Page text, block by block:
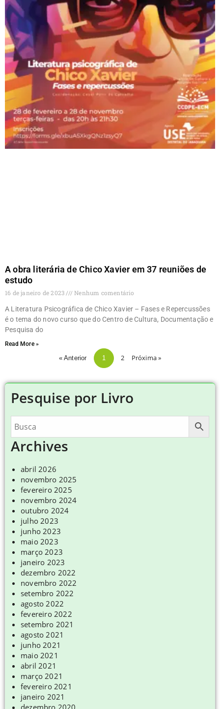
A obra literária de Chico Xavier em 37 reuniões de
estudo
16 de janeiro de 2023 Nenhum comentário
A Literatura Psicográfica de Chico Xavier – Fases e Repercussões
é o tema do novo curso que do Centro de Cultura, Documentação e
Pesquisa do
Read More »
« Anterior 1 2 Próxima »
Pesquise por Livro
Archives
abril 2026
novembro 2025
fevereiro 2025
novembro 2024
outubro 2024
julho 2023
junho 2023
maio 2023
março 2023
janeiro 2023
dezembro 2022
novembro 2022
setembro 2022
agosto 2022
fevereiro 2022
setembro 2021
agosto 2021
junho 2021
maio 2021
abril 2021
março 2021
fevereiro 2021
janeiro 2021